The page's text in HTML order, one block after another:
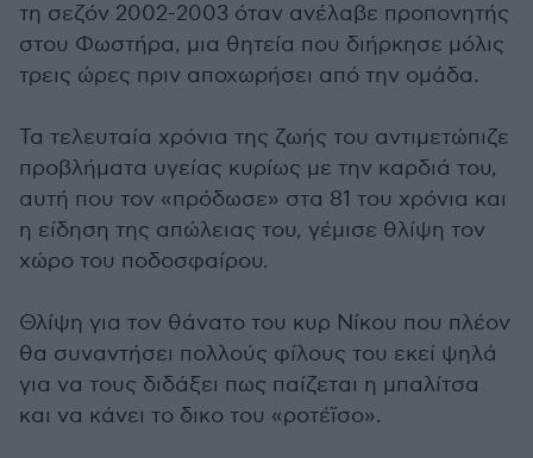
τη σεζόν 2002-2003 όταν ανέλαβε προπονητής
στου Φωστήρα, μια θητεία που διήρκησε μόλις
τρεις ώρες πριν αποχωρήσει από την ομάδα.
Τα τελευταία χρόνια της ζωής του αντιμετώπιζε
προβλήματα υγείας κυρίως με την καρδιά του,
αυτή που τον «πρόδωσε» στα 81 του χρόνια και
η είδηση της απώλειας του, γέμισε θλίψη τον
χώρο του ποδοσφαίρου.
Θλίψη για τον θάνατο του κυρ Νίκου που πλέον
θα συναντήσει πολλούς φίλους του εκεί ψηλά
για να τους διδάξει πως παίζεται η μπαλίτσα
και να κάνει το δικο του «ροτέϊσο».